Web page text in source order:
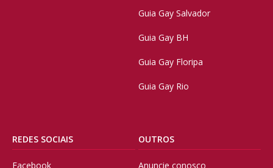
Guia Gay Salvador
Guia Gay BH
Guia Gay Floripa
Guia Gay Rio
REDES SOCIAIS
Facebook
OUTROS
Anuncie conosco